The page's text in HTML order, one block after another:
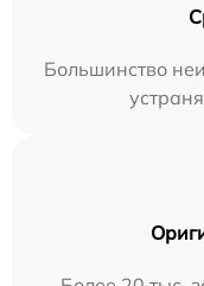
Большинство